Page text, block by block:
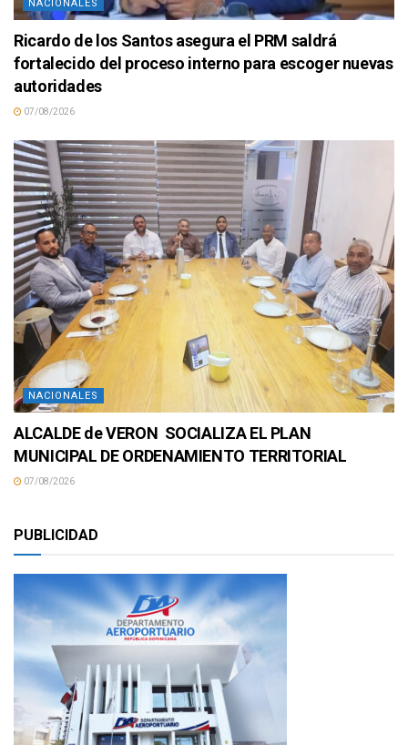
NACIONALES
Ricardo de los Santos asegura el PRM saldrá
fortalecido del proceso interno para escoger nuevas
autoridades
07/08/2026
NACIONALES
ALCALDE de VERON SOCIALIZA EL PLAN
MUNICIPAL DE ORDENAMIENTO TERRITORIAL
07/08/2026
PUBLICIDAD